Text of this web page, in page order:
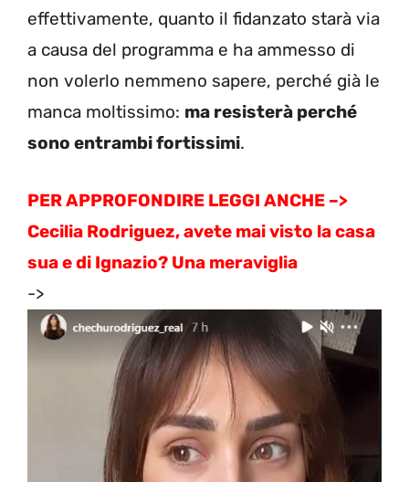
effettivamente, quanto il fidanzato starà via
a causa del programma e ha ammesso di
non volerlo nemmeno sapere, perché già le
manca moltissimo: ma resisterà perché
sono entrambi fortissimi.
PER APPROFONDIRE LEGGI ANCHE –>
Cecilia Rodriguez, avete mai visto la casa
sua e di Ignazio? Una meraviglia
->